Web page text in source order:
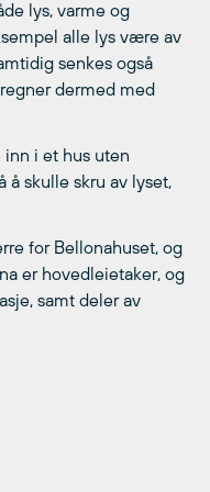
lys, varme og
alle lys være av
senkes også
dermed med
i et hus uten
å skulle skru av lyset,
for Bellonahuset, og
er hovedleietaker, og
samt deler av